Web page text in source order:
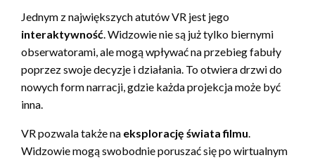
Jednym z największych atutów VR jest jego
interaktywność . Widzowie nie są już tylko biernymi
obserwatorami, ale mogą wpływać na przebieg fabuły
poprzez swoje decyzje i działania. To otwiera drzwi do
nowych form narracji, gdzie każda projekcja może być
inna.
VR pozwala także na eksplorację świata filmu
Widzowie mogą swobodnie poruszać się po wirtualnym